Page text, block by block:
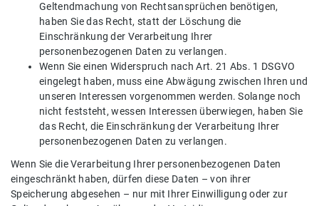
Geltendmachung von Rechtsansprüchen benötigen,
haben Sie das Recht, statt der Löschung die
Einschränkung der Verarbeitung Ihrer
personenbezogenen Daten zu verlangen.
Wenn Sie einen Widerspruch nach Art. 21 Abs. 1 DSGVO
eingelegt haben, muss eine Abwägung zwischen Ihren und
unseren Interessen vorgenommen werden. Solange noch
nicht feststeht, wessen Interessen überwiegen, haben Sie
das Recht, die Einschränkung der Verarbeitung Ihrer
personenbezogenen Daten zu verlangen.
Wenn Sie die Verarbeitung Ihrer personenbezogenen Daten
eingeschränkt haben, dürfen diese Daten – von ihrer
Speicherung abgesehen – nur mit Ihrer Einwilligung oder zur